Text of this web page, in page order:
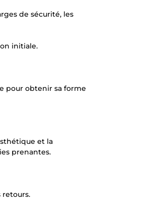
de sécurité, les
initiale.
pour obtenir sa forme
et la
prenantes.
retours.